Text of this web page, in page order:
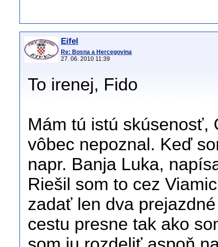
Eifel
Re: Bosna a Hercegovina
27. 06. 2010 11:39
To irenej, Fido
Mám tú istú skúsenosť,
vôbec nepoznal. Keď
napr. Banja Luka,
Riešil som to cez
zadať len dva
cestu presne tak ako